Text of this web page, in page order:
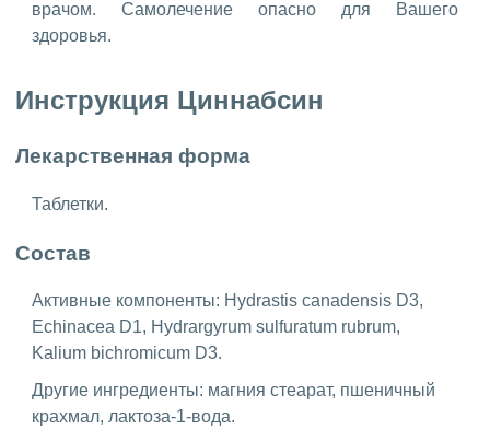
врачом. Самолечение опасно для Вашего
здоровья.
Инструкция Циннабсин
Лекарственная форма
Таблетки.
Состав
Активные компоненты: Hydrastis canadensis D3,
Echinacea D1, Hydrargyrum sulfuratum rubrum,
Kalium bichromicum D3.
Другие ингредиенты: магния стеарат, пшеничный
крахмал, лактоза-1-вода.